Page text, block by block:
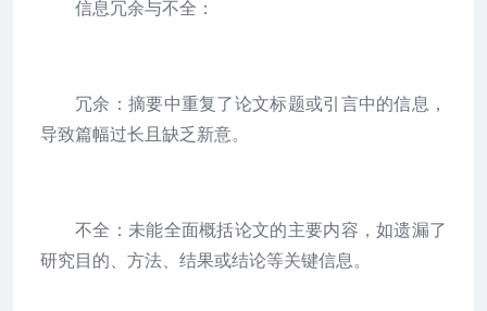
信息冗余与不全：
冗余：摘要中重复了论文标题或引言中的信息，
导致篇幅过长且缺乏新意。
不全：未能全面概括论文的主要内容，如遗漏了
研究目的、方法、结果或结论等关键信息。